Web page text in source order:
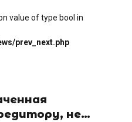
value of type bool in
prev_next.php
не